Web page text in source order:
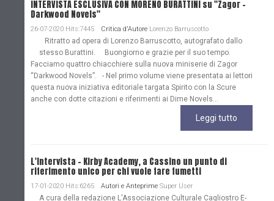
INTERVISTA ESCLUSIVA CON MORENO BURATTINI su "Zagor -
Darkwood Novels"
26-07-2020 Hits:7445 Critica d'Autore Lorenzo Barruscotto
Ritratto ad opera di Lorenzo Barruscotto, autografato dallo
stesso Burattini. Buongiorno e grazie per il suo tempo.
Facciamo quattro chiacchiere sulla nuova miniserie di Zagor
“Darkwood Novels”. - Nel primo volume viene presentata ai lettori
questa nuova iniziativa editoriale targata Spirito con la Scure
anche con dotte citazioni e riferimenti ai Dime Novels...
Leggi tutto
L'Intervista - Kirby Academy, a Cassino un punto di
riferimento unico per chi vuole fare fumetti
17-01-2020 Hits:6265 Autori e Anteprime Super User
A cura della redazione L'Associazione Culturale Cagliostro E-